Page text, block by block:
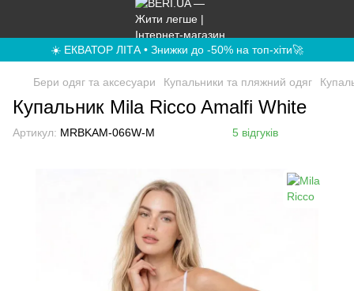
☀️ ЕКВАТОР ЛІТА • Знижки до -50% на топ-хіти🚀
Бери одяг та аксесуари Купальники та пляжний одяг
Купальник Mila Ricco Amalfi White
Артикул: MRBKAM-066W-M 5 відгуків